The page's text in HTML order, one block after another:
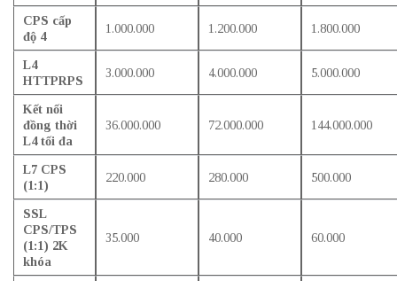
CPS cấp
độ 4
1.000.000 1.200.000 1.800.000
L4
HTTPRPS
3.000.000 4.000.000 5.000.000
Kết nối
đồng thời
L4 tối đa
36.000.000 72.000.000 144.000.000
L7 CPS
(1:1)
220.000 280.000 500.000
SSL
CPS/TPS
(1:1) 2K
khóa
35.000 40.000 60.000